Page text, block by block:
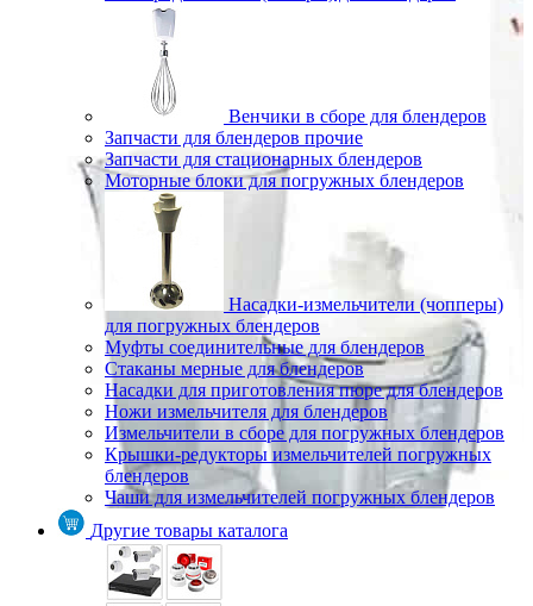
Венчики в сборе для блендеров
Запчасти для блендеров прочие
Запчасти для стационарных блендеров
Моторные блоки для погружных блендеров
Насадки-измельчители (чопперы)
для погружных блендеров
Муфты соединительные для блендеров
Стаканы мерные для блендеров
Насадки для приготовления пюре для блендеров
Ножи измельчителя для блендеров
Измельчители в сборе для погружных блендеров
Крышки-редукторы измельчителей погружных
блендеров
Чаши для измельчителей погружных блендеров
Другие товары каталога